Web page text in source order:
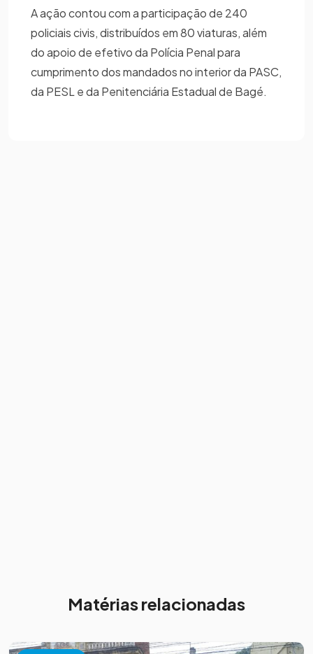
A ação contou com a participação de 240
policiais civis, distribuídos em 80 viaturas, além
do apoio de efetivo da Polícia Penal para
cumprimento dos mandados no interior da PASC,
da PESL e da Penitenciária Estadual de Bagé.
Matérias relacionadas